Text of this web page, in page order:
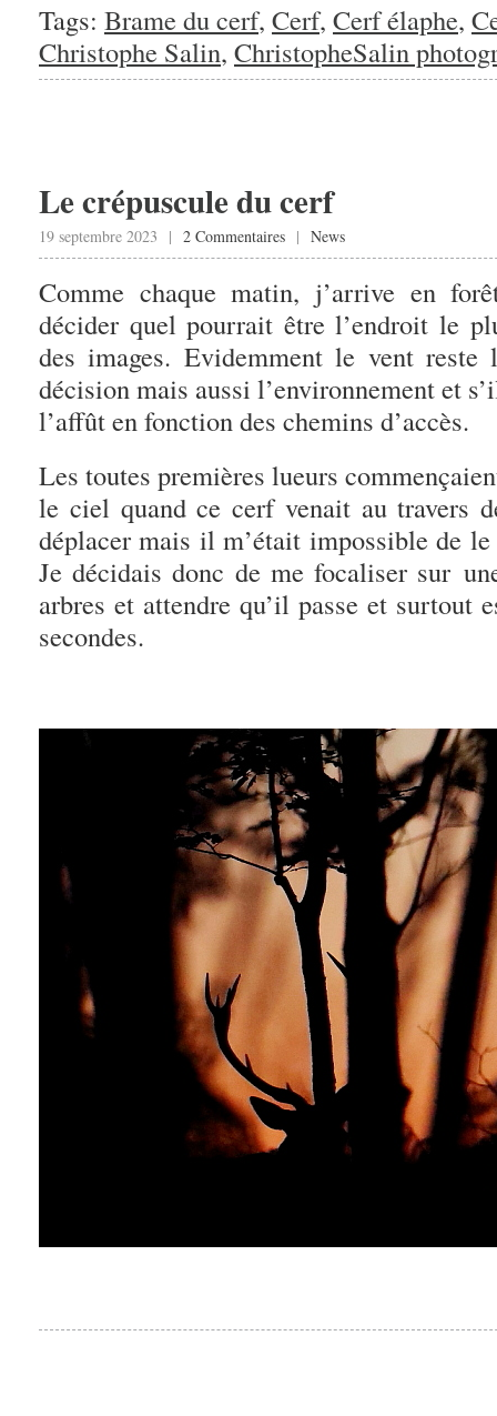
Tags: Brame du cerf, Cerf, Cerf élaphe,
Christophe Salin, ChristopheSalin
Le crépuscule du cerf
19 septembre 2023 | 2 Commentaires | News
Comme chaque matin, j’arrive en
décider quel pourrait être l’endroit le
des images. Evidemment le vent
décision mais aussi l’environnement et
l’affût en fonction des chemins d’accès.
Les toutes premières lueurs
le ciel quand ce cerf venait au travers
déplacer mais il m’était impossible de
Je décidais donc de me focaliser sur
arbres et attendre qu’il passe et surtout
secondes.